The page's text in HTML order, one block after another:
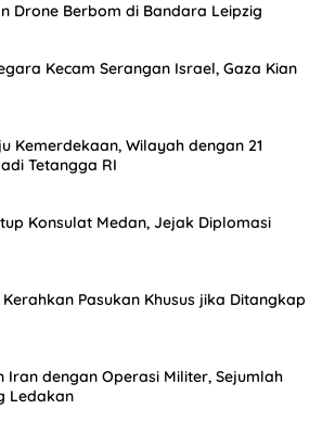
Drone Berbom di Bandara Leipzig
Kecam Serangan Israel, Gaza Kian
Kemerdekaan, Wilayah dengan 21
Tetangga RI
Konsulat Medan, Jejak Diplomasi
Pasukan Khusus jika Ditangkap
Iran dengan Operasi Militer, Sejumlah
Ledakan